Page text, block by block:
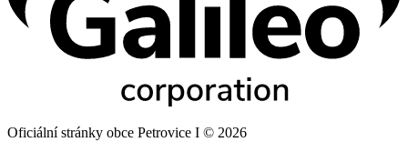
Oficiální stránky obce Petrovice I © 2026